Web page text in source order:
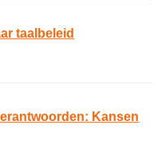
taalbeleid
Kansen